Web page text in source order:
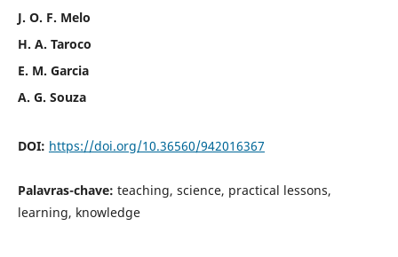
J. O. F. Melo
H. A. Taroco
E. M. Garcia
A. G. Souza
DOI: https://doi.org/10.36560/942016367
Palavras-chave: teaching, science, practical lessons,
learning, knowledge